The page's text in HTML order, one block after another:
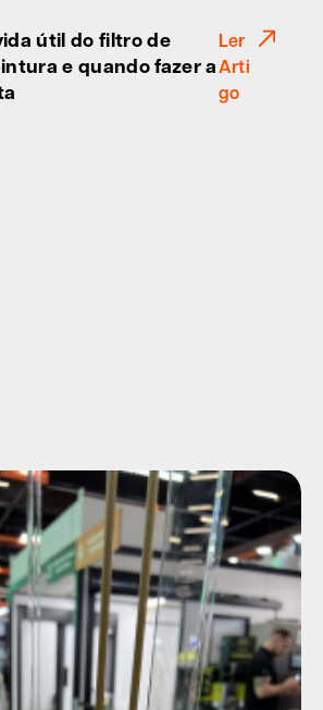
útil do filtro de
e quando fazer a
Ler
Arti
go